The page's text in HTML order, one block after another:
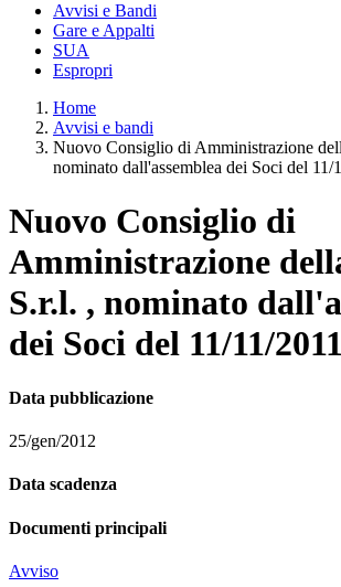
Avvisi e Bandi
Gare e Appalti
SUA
Espropri
Home
Avvisi e bandi
Nuovo Consiglio di Amministrazione
nominato dall'assemblea dei Soci del 11/
Nuovo Consiglio di
Amministrazione
S.r.l. , nominato
dei Soci del 11/11/2011
Data pubblicazione
25/gen/2012
Data scadenza
Documenti principali
Avviso